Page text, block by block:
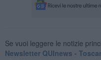
Se vuoi leggere le notizie
Newsletter QUInews -